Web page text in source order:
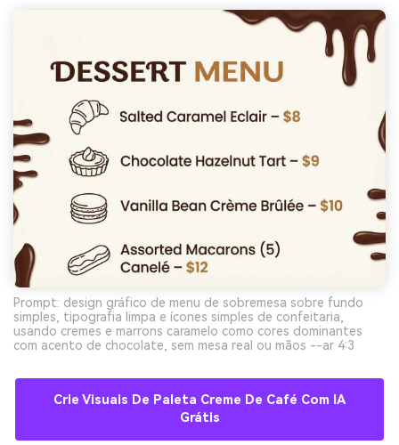
Prompt: design gráfico de menu de sobremesa sobre fundo
simples, tipografia limpa e ícones simples de confeitaria,
usando cremes e marrons caramelo como cores dominantes
com acento de chocolate, sem mesa real ou mãos --ar 4:3
Crie Visuais De Paleta Creme De Café Com IA
Grátis